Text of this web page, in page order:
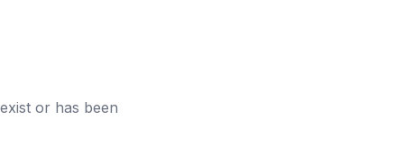
or has been